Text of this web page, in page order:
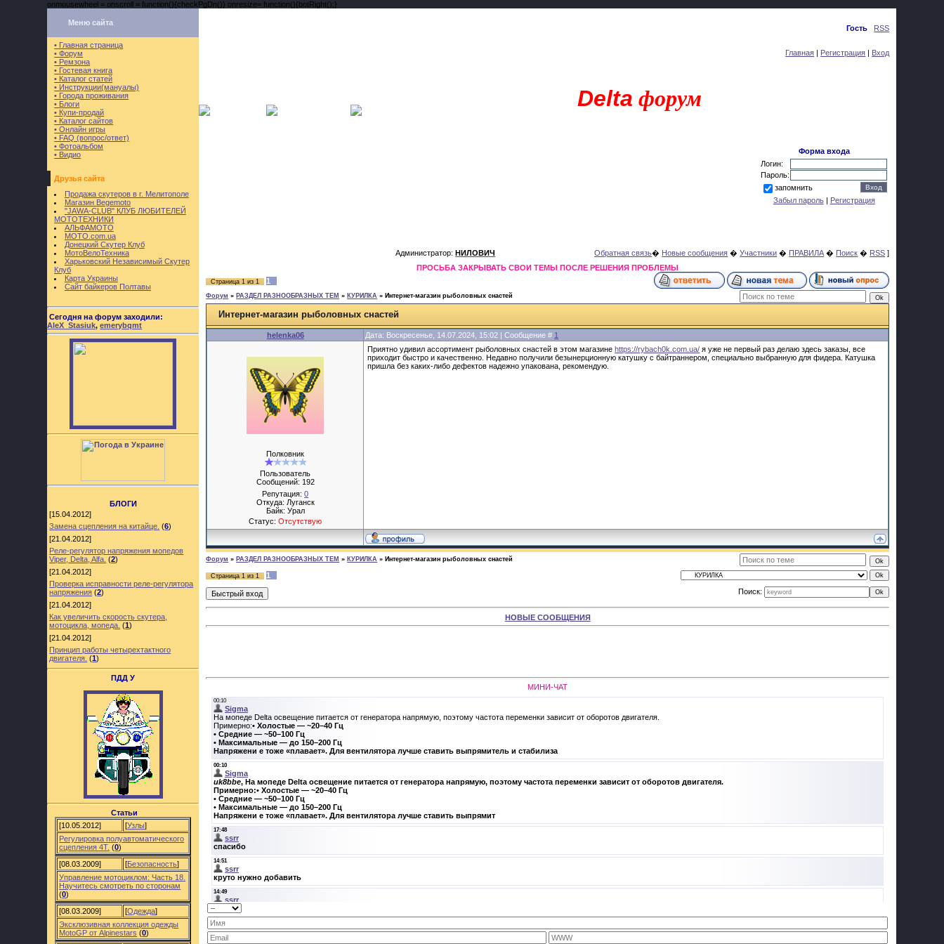
onmousewheel = onscroll = function(){checkPgDn()} onresize= function(){botRight();}
Меню сайта
• Главная страница
• Форум
• Ремзона
• Гостевая книга
• Каталог статей
• Инструкции(мануалы)
• Города проживания
• Блоги
• Купи-продай
• Каталог сайтов
• Онлайн игры
• FAQ (вопрос/ответ)
• Фотоальбом
• Видио
Друзья сайта
Продажа скутеров в г. Мелитополе
Магазин Begemoto
"JAWA-CLUB" КЛУБ ЛЮБИТЕЛЕЙ
МОТОТЕХНИКИ
АЛЬФАМОТО
MOTO.com.ua
Донецкий Скутер Клуб
МотоВелоТехника
Харьковский Независимый Скутер
Клуб
Карта Украины
Сайт байкеров Полтавы
Сегодня на форум заходили:
AleX_Stasiuk,emerybqmt
БЛОГИ
[15.04.2012]
Замена сцепления на китайце. (6)
[21.04.2012]
Реле-регулятор напряжения мопедов
Viper, Delta, Alfa. (2)
[21.04.2012]
Проверка исправности реле-регулятора
напряжения (2)
[21.04.2012]
Как увеличить скорость скутера,
мотоцикла, мопеда. (1)
[21.04.2012]
Принцип работы четырехтактного
двигателя. (1)
ПДД У
Статьи
[10.05.2012]
[Узлы]
Регулировка полуавтоматического
сцепления 4Т. (0)
[08.03.2009]
[Безопасность]
Управление мотоциклом: Часть 18.
Научитесь смотреть по сторонам
(0)
[08.03.2009]
[Одежда]
Эксклюзивная коллекция одежды
MotoGP от Alpinestars (0)
Приветствую ВасГость RSS
Главная | Регистрация | Вход
Delta форум
Форма входа
Логин:
Пароль:
запомнить
Забыл пароль| Регистрация
Администратор:НИЛОВИЧ Обратная связь� Новые сообщения �Участники � ПРАВИЛА � Поиск � RSS ]
ПРОСЬБА ЗАКРЫВАТЬ СВОИ ТЕМЫ ПОСЛЕ РЕШЕНИЯ ПРОБЛЕМЫ
Страница1 из1 1
Форум » РАЗДЕЛ РАЗНООБРАЗНЫХ ТЕМ » КУРИЛКА » Интернет-магазин рыболовных снастей
Интернет-магазин рыболовных снастей
helenka06 Дата: Воскресенье, 14.07.2024, 15:02 | Сообщение # 1
Полковник
Пользователь
Сообщений: 192
Репутация:0
Откуда: Луганск
Байк: Урал
Статус:Отсутствую
Приятно удивил ассортимент рыболовных снастей в этом магазинеhttps://rybach0k.com.ua/ я уже не первый раз делаю здесь заказы, все
приходит быстро и качественно. Недавно получили безынерционную катушку с байтраннером, специально выбранную для фидера. Катушка
пришла без каких-либо дефектов надежно упакована, рекомендую.
Форум » РАЗДЕЛ РАЗНООБРАЗНЫХ ТЕМ » КУРИЛКА » Интернет-магазин рыболовных снастей
Страница1 из1
1
Поиск:
НОВЫЕ СООБЩЕНИЯ
МИНИ-ЧАТ